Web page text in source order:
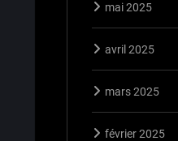
mai 2025
avril 2025
mars 2025
février 2025